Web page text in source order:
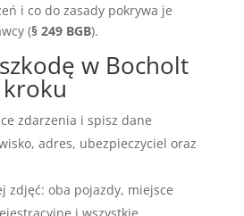
i co do zasady pokrywa je
(§ 249 BGB).
szkodę w Bocholt
zdarzenia i spisz dane
adres, ubezpieczyciel oraz
zdjęć: oba pojazdy, miejsce